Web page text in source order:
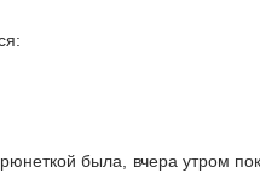
была, вчера утром